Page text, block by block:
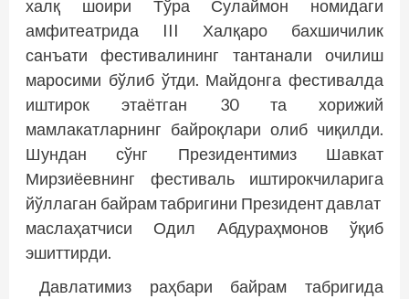
халқ шоири Тўра Сулаймон номидаги
амфитеатрида III Халқаро бахшичилик
санъати фестивалининг тантанали очилиш
маросими бўлиб ўтди. Майдонга фестивалда
иштирок этаётган 30 та хорижий
мамлакатларнинг байроқлари олиб чиқилди.
Шундан сўнг Президентимиз Шавкат
Мирзиёевнинг фестиваль иштирокчиларига
йўллаган байрам табригини Президент давлат
маслаҳатчиси Одил Абдураҳмонов ўқиб
эшиттирди.
Давлатимиз раҳбари байрам таб­ригида